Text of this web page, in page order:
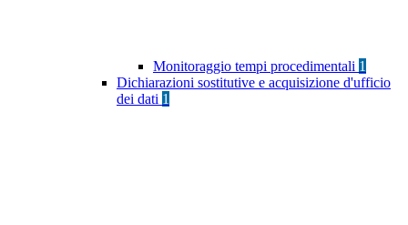
Monitoraggio tempi procedimentali 1
Dichiarazioni sostitutive e acquisizione d'ufficio
dei dati 1